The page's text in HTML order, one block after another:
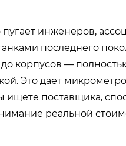
пугает инженеров,
последнего
корпусов —
Это дает
поставщика,
реальной